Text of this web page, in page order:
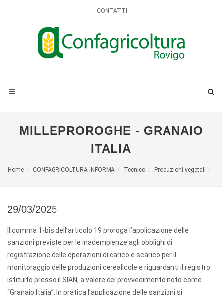
CONTATTI
MILLEPROROGHE - GRANAIO
ITALIA
Home CONFAGRICOLTURA INFORMA Tecnico Produzioni vegetali
29/03/2025
Il comma 1-bis dell’articolo 19 proroga l’applicazione delle
sanzioni previste per le inadempienze agli obblighi di
registrazione delle operazioni di carico e scarico per il
monitoraggio delle produzioni cerealicole e riguardanti il registro
istituito presso il SIAN, a valere del provvedimento noto come
“Granaio Italia”. In pratica l’applicazione delle sanzioni si